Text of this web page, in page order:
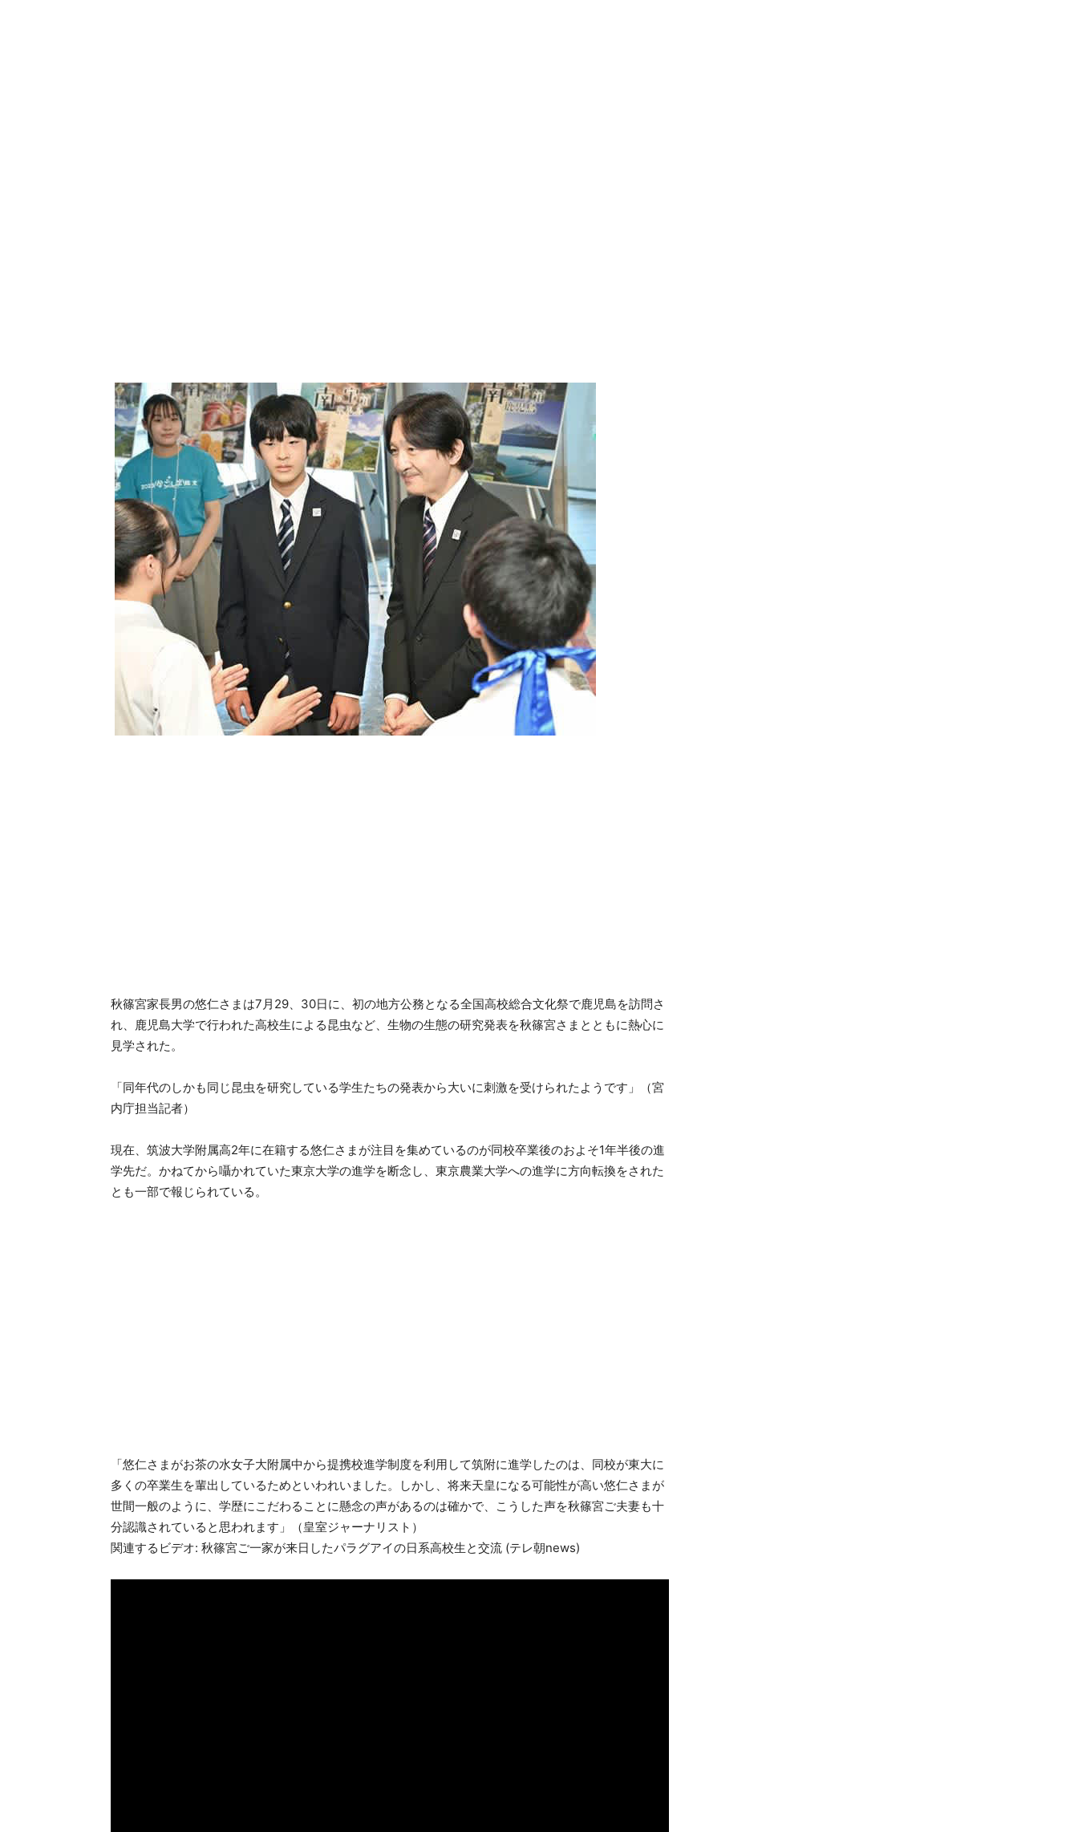
秋篠宮家長男の悠仁さまは7月29、30日に、初の地方公務となる全国高校総合文化祭で鹿児島を訪問さ
れ、鹿児島大学で行われた高校生による昆虫など、生物の生態の研究発表を秋篠宮さまとともに熱心に
見学された。
「同年代のしかも同じ昆虫を研究している学生たちの発表から大いに刺激を受けられたようです」（宮
内庁担当記者）
現在、筑波大学附属高2年に在籍する悠仁さまが注目を集めているのが同校卒業後のおよそ1年半後の進
学先だ。かねてから囁かれていた東京大学の進学を断念し、東京農業大学への進学に方向転換をされた
とも一部で報じられている。
「悠仁さまがお茶の水女子大附属中から提携校進学制度を利用して筑附に進学したのは、同校が東大に
多くの卒業生を輩出しているためといわれいました。しかし、将来天皇になる可能性が高い悠仁さまが
世間一般のように、学歴にこだわることに懸念の声があるのは確かで、こうした声を秋篠宮ご夫妻も十
分認識されていると思われます」（皇室ジャーナリスト）
関連するビデオ: 秋篠宮ご一家が来日したパラグアイの日系高校生と交流 (テレ朝news)